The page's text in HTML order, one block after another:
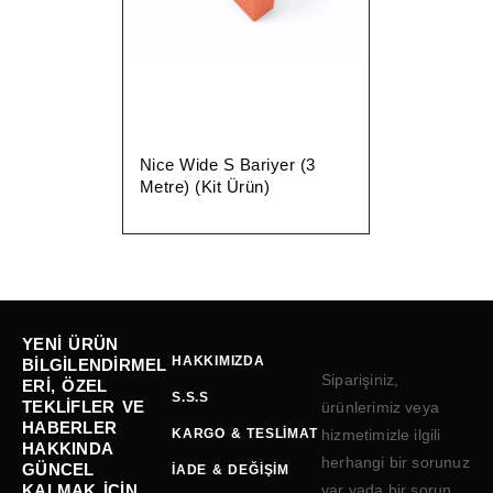
Nice Wide S Bariyer (3
Metre) (Kit Ürün)
YENI ÜRÜN
BILGILENDIRMEL
ERI, ÖZEL
TEKLIFLER VE
HABERLER
HAKKINDA
GÜNCEL
HAKKIMIZDA
S.S.S
KARGO & TESLIMAT
İADE & DEĞIŞIM
Siparişiniz,
ürünlerimiz veya
hizmetimizle ilgili
herhangi bir sorunuz